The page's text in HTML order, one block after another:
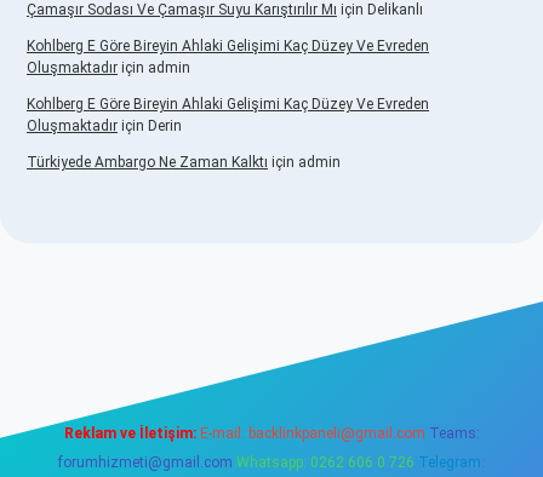
Çamaşır Sodası Ve Çamaşır Suyu Karıştırılır Mı için Delikanlı
Kohlberg E Göre Bireyin Ahlaki Gelişimi Kaç Düzey Ve Evreden
Oluşmaktadır için admin
Kohlberg E Göre Bireyin Ahlaki Gelişimi Kaç Düzey Ve Evreden
Oluşmaktadır için Derin
Türkiyede Ambargo Ne Zaman Kalktı için admin
Reklam ve İletişim: E-mail: backlinkpaneli@gmail.com Teams:
forumhizmeti@gmail.com Whatsapp: 0262 606 0 726 Telegram: